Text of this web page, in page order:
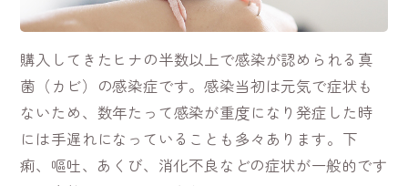
購入してきたヒナの半数以上で感染が認められる真
菌（カビ）の感染症です。感染当初は元気で症状も
ないため、数年たって感染が重度になり発症した時
には手遅れになっていることも多々あります。 下
痢、嘔吐、あくび、消化不良などの症状が一般的です